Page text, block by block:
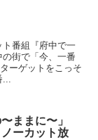
番組『府中で一
街で「今、一番
ーゲットをこっそ
...
ままに〜」
ノーカット放